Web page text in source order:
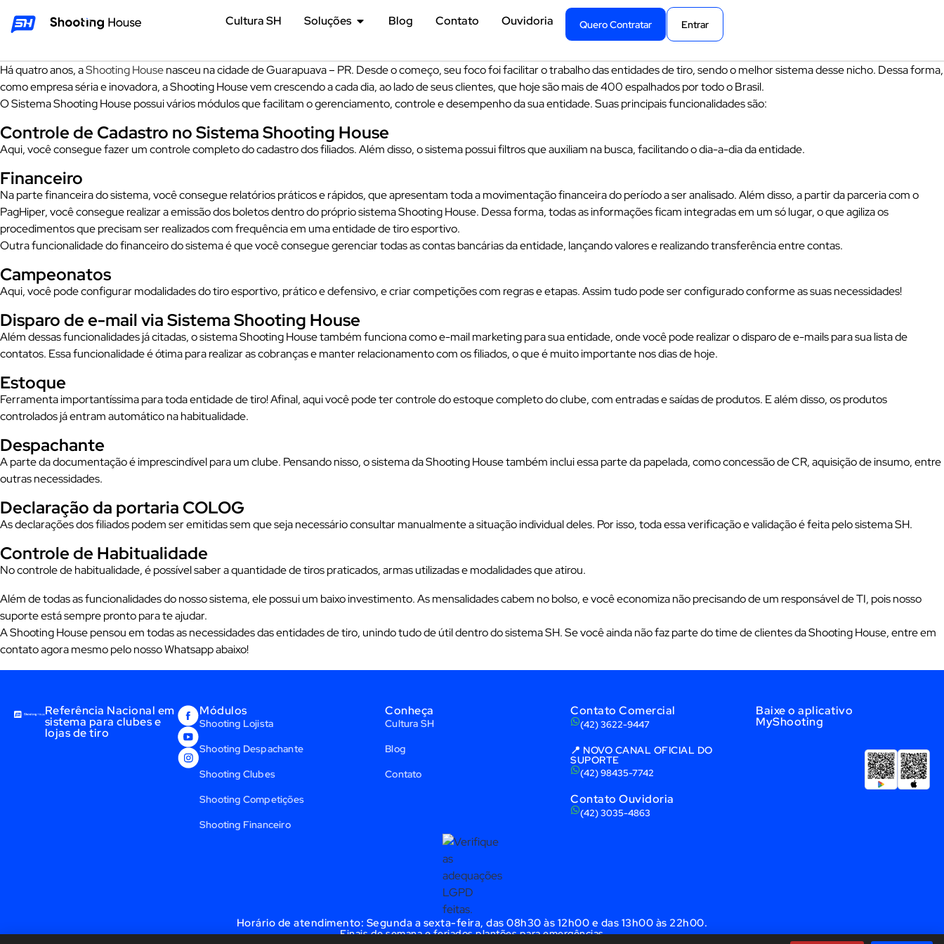
Cultura SH Soluções Blog Contato Ouvidoria Quero Contratar Entrar
Há quatro anos, aShooting Housenasceu na cidade de Guarapuava – PR. Desde o começo, seu foco foi facilitar o trabalho das entidades de tiro, sendo o melhor sistema desse nicho. Dessa forma,
como empresa séria e inovadora, a Shooting House vem crescendo a cada dia, ao lado de seus clientes, que hoje são mais de 400 espalhados por todo o Brasil.
O Sistema Shooting House possui vários módulos que facilitam o gerenciamento, controle e desempenho da sua entidade. Suas principais funcionalidades são:
Controle de Cadastro no Sistema Shooting House
Aqui, você consegue fazer um controle completo do cadastro dos filiados. Além disso, o sistema possui filtros que auxiliam na busca, facilitando o dia-a-dia da entidade.
Financeiro
Na parte financeira do sistema, você consegue relatórios práticos e rápidos, que apresentam toda a movimentação financeira do período a ser analisado. Além disso, a partir da parceria com o
PagHiper, você consegue realizar a emissão dos boletos dentro do próprio sistema Shooting House. Dessa forma, todas as informações ficam integradas em um só lugar, o que agiliza os
procedimentos que precisam ser realizados com frequência em uma entidade de tiro esportivo.
Outra funcionalidade do financeiro do sistema é que você consegue gerenciar todas as contas bancárias da entidade, lançando valores e realizando transferência entre contas.
Campeonatos
Aqui, você pode configurar modalidades do tiro esportivo, prático e defensivo, e criar competições com regras e etapas. Assim tudo pode ser configurado conforme as suas necessidades!
Disparo de e-mail via Sistema Shooting House
Além dessas funcionalidades já citadas, o sistema Shooting House também funciona como e-mail marketing para sua entidade, onde você pode realizar o disparo de e-mails para sua lista de
contatos. Essa funcionalidade é ótima para realizar as cobranças e manter relacionamento com os filiados, o que é muito importante nos dias de hoje.
Estoque
Ferramenta importantíssima para toda entidade de tiro! Afinal, aqui você pode ter controle do estoque completo do clube, com entradas e saídas de produtos. E além disso, os produtos
controlados já entram automático na habitualidade.
Despachante
A parte da documentação é imprescindível para um clube. Pensando nisso, o sistema da Shooting House também inclui essa parte da papelada, como concessão de CR, aquisição de insumo, entre
outras necessidades.
Declaração da portaria COLOG
As declarações dos filiados podem ser emitidas sem que seja necessário consultar manualmente a situação individual deles. Por isso, toda essa verificação e validação é feita pelo sistema SH.
Controle de Habitualidade
No controle de habitualidade, é possível saber a quantidade de tiros praticados, armas utilizadas e modalidades que atirou.
Além de todas as funcionalidades do nosso sistema, ele possui um baixo investimento. As mensalidades cabem no bolso, e você economiza não precisando de um responsável de TI, pois nosso
suporte está sempre pronto para te ajudar.
A Shooting House pensou em todas as necessidades das entidades de tiro, unindo tudo de útil dentro do sistema SH. Se você ainda não faz parte do time de clientes da Shooting House, entre em
contato agora mesmo pelo nosso Whatsapp abaixo!
Referência Nacional em
sistema para clubes e
lojas de tiro
Módulos
Shooting Lojista
Shooting Despachante
Shooting Clubes
Shooting Competições
Shooting Financeiro
Conheça
Cultura SH
Blog
Contato
Contato Comercial
(42) 3622-9447
📍 NOVO CANAL OFICIAL DO
SUPORTE
(42) 98435-7742
Contato Ouvidoria
(42) 3035-4863
Baixe o aplicativo
MyShooting
Horário de atendimento: Segunda a sexta-feira, das 08h30 às 12h00 e das 13h00 às 22h00.
Finais de semana e feriados plantões para emergências